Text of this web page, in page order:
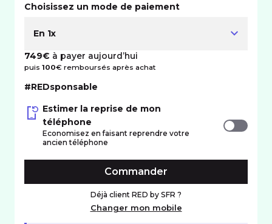
Choisissez un mode de paiement
En 1x
749€ à payer aujourd’hui
puis 100€ remboursés après achat
#REDsponsable
Estimer la reprise de mon
téléphone
Economisez en faisant reprendre votre
ancien téléphone
Commander
Déjà client RED by SFR ?
Changer mon mobile